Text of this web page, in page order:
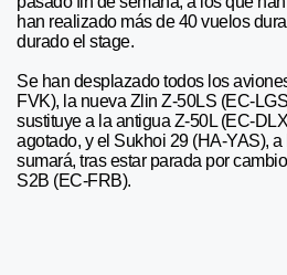
han realizado más de 40 vuelos
durado el stage.
Se han desplazado todos los
FVK), la nueva Zlin Z-50LS (EC-
sustituye a la antigua Z-50L (EC-
agotado, y el Sukhoi 29 (HA-YAS),
sumará, tras estar parada por
S2B (EC-FRB).